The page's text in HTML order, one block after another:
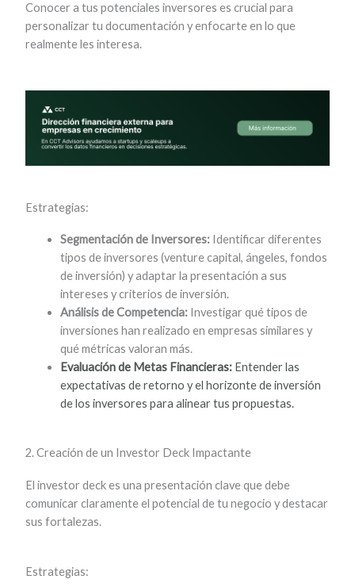
Conocer a tus potenciales inversores es crucial para
personalizar tu documentación y enfocarte en lo que
realmente les interesa.
Estrategias:
Segmentación de Inversores: Identificar diferentes
tipos de inversores (venture capital, ángeles, fondos
de inversión) y adaptar la presentación a sus
intereses y criterios de inversión.
Análisis de Competencia: Investigar qué tipos de
inversiones han realizado en empresas similares y
qué métricas valoran más.
Evaluación de Metas Financieras: Entender las
expectativas de retorno y el horizonte de inversión
de los inversores para alinear tus propuestas.
2. Creación de un Investor Deck Impactante
El investor deck es una presentación clave que debe
comunicar claramente el potencial de tu negocio y destacar
sus fortalezas.
Estrategias: